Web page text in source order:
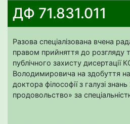
ДФ 71.831.011
Разова спеціалізована вчена
правом прийняття до розгляду
публічного захисту
Володимировича на здобуття
доктора філософії з галузі
продовольство» за